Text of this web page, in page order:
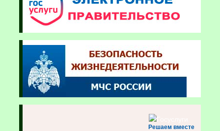
Решаем вместе